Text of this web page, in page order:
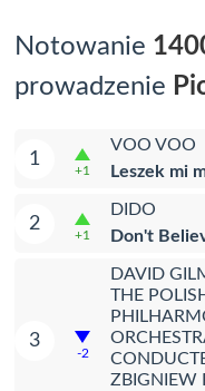
Notowanie
prowadzenie
1
+1
VOO VOO
Leszek mi
2
+1
DIDO
Don't
3
-2
DAVID
THE
ZBIGNIEW